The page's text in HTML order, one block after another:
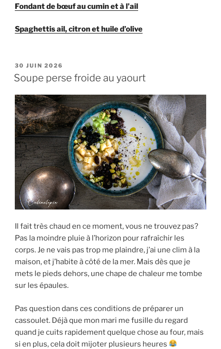
Fondant de bœuf au cumin et à l’ail
Spaghettis ail, citron et huile d’olive
PUBLIÉ
LE
30 JUIN 2026
Soupe perse froide au yaourt
Il fait très chaud en ce moment, vous ne trouvez pas?
Pas la moindre pluie à l’horizon pour rafraîchir les
corps. Je ne vais pas trop me plaindre, j’ai une clim à la
maison, et j’habite à côté de la mer. Mais dès que je
mets le pieds dehors, une chape de chaleur me tombe
sur les épaules.
Pas question dans ces conditions de préparer un
cassoulet. Déjà que mon mari me fusille du regard
quand je cuits rapidement quelque chose au four, mais
si en plus, cela doit mijoter plusieurs heures